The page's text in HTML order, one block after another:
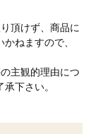
頂けず、商品に
ねますので、
主観的理由につ
下さい。